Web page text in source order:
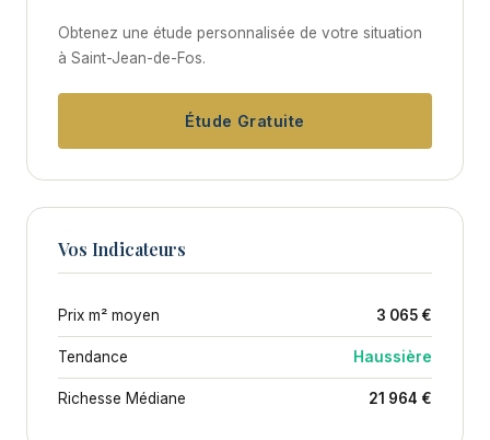
Obtenez une étude personnalisée de votre situation
à Saint-Jean-de-Fos.
Étude Gratuite
Vos Indicateurs
Prix m² moyen 3 065 €
Tendance Haussière
Richesse Médiane 21 964 €